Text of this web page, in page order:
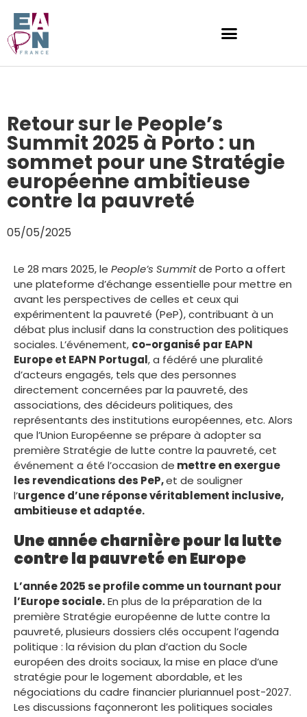
Retour sur le People’s
Summit 2025 à Porto : un
sommet pour une Stratégie
européenne ambitieuse
contre la pauvreté
05/05/2025
Le 28 mars 2025, le People’s Summitde Porto a offert
une plateforme d’échange essentielle pour mettre en
avant les perspectives de celles et ceux qui
expérimentent la pauvreté (PeP), contribuant à un
débat plus inclusif dans la construction des politiques
sociales. L’événement, co-organisé par EAPN
Europe et EAPN Portugal, a fédéré une pluralité
d’acteurs engagés, tels que des personnes
directement concernées par la pauvreté, des
associations, des décideurs politiques, des
représentants des institutions européennes, etc. Alors
que l’Union Européenne se prépare à adopter sa
première Stratégie de lutte contre la pauvreté, cet
événement a été l’occasion de mettre en exergue
les revendications des PeP,et de souligner
l’urgence d’une réponse véritablement inclusive,
ambitieuse et adaptée.
Une année charnière pour la lutte
contre la pauvreté en Europe
L’année 2025 se profile comme un tournant pour
l’Europe sociale.En plus de la préparation de la
première Stratégie européenne de lutte contre la
pauvreté, plusieurs dossiers clés occupent l’agenda
politique : la révision du plan d’action du Socle
européen des droits sociaux, la mise en place d’une
stratégie pour le logement abordable, et les
négociations du cadre financier pluriannuel post-2027.
Les discussions façonneront les politiques sociales